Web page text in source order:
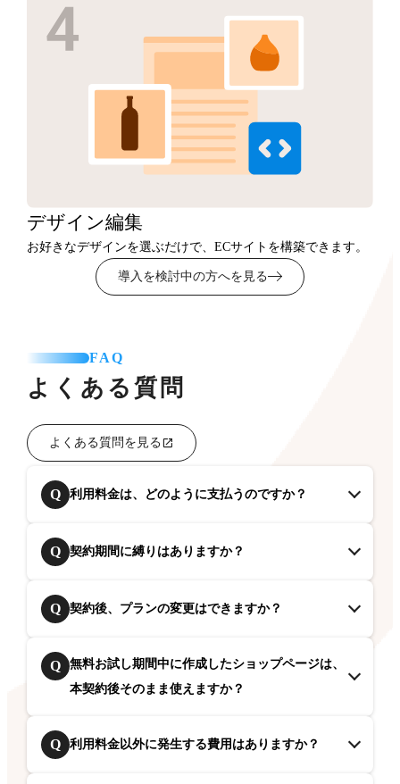
デザイン編集
お好きなデザインを選ぶだけで、ECサイトを構築できます。
導入を検討中の方へを見る
FAQ
よくある質問
よくある質問を見る
Q 利用料金は、どのように支払うのですか？
Q 契約期間に縛りはありますか？
Q 契約後、プランの変更はできますか？
Q
無料お試し期間中に作成したショップページは、
本契約後そのまま使えますか？
Q 利用料金以外に発生する費用はありますか？